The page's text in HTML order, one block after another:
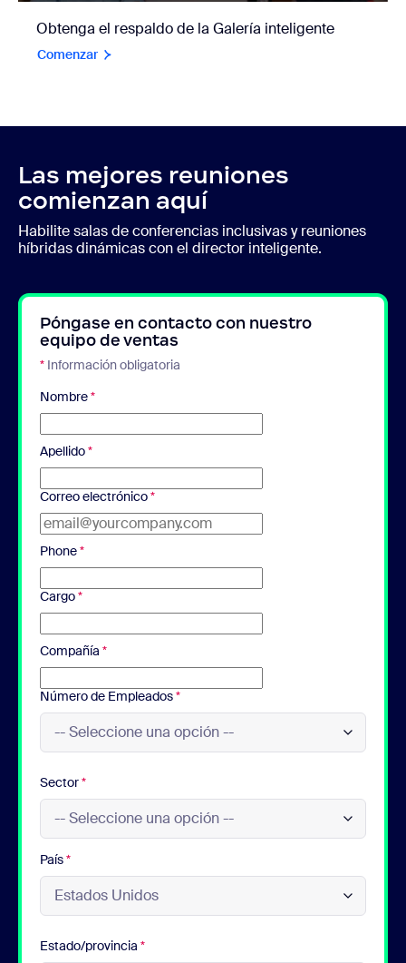
Obtenga el respaldo de la Galería inteligente
Comenzar
Las mejores reuniones
comienzan aquí
Habilite salas de conferencias inclusivas y reuniones
híbridas dinámicas con el director inteligente.
Póngase en contacto con nuestro
equipo de ventas
* Información obligatoria
Nombre*
Apellido*
Correo electrónico*
Phone*
Cargo*
Compañía *
Número de Empleados*
Sector*
País*
Estado/provincia *